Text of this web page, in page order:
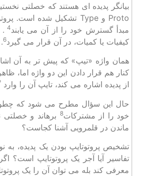
بيانگر پديده‌ ای هستند كه خصلتی
Proto و Type تشکیل شده است. پروتو
مبدأ گسترش خود را از آن می ‌یابند4
.
کیفیات یا کمیات، در آن قرار می‌ گیرد6
.
همان واژه «تيپ» كه پيش تر به آن
از پديده اشاره می ‌کند، تایپ آن‌ را
حال این سؤال مطرح می ‌شود که چطور
خود را از مشترکات8 برهاند و خصلتی
ماندن در قلمرویی آشنا کجاست؟
تشخیص پروتوتایپ بودن یک پدیده، به
تفاسیر آیا آجر یک پروتوتایپ است؟
معرفی کند بله می ‌توان آن را یک